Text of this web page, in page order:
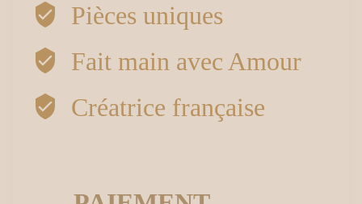
d’oreilles
fleur2
Pièces uniques
Fait main avec Amour
Créatrice française